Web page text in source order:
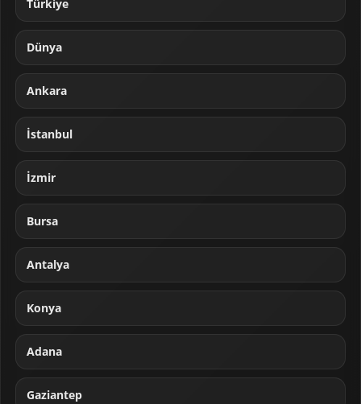
Türkiye
Dünya
Ankara
İstanbul
İzmir
Bursa
Antalya
Konya
Adana
Gaziantep